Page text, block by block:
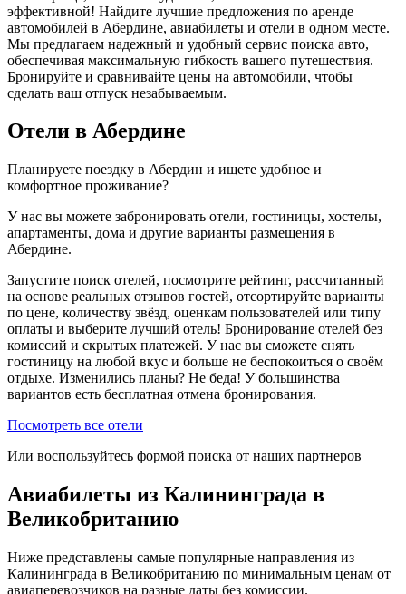
эффективной! Найдите лучшие предложения по аренде
автомобилей в Абердине, авиабилеты и отели в одном месте.
Мы предлагаем надежный и удобный сервис поиска авто,
обеспечивая максимальную гибкость вашего путешествия.
Бронируйте и сравнивайте цены на автомобили, чтобы
сделать ваш отпуск незабываемым.
Отели в Абердине
Планируете поездку в Абердин и ищете удобное и
комфортное проживание?
У нас вы можете забронировать отели, гостиницы, хостелы,
апартаменты, дома и другие варианты размещения в
Абердине.
Запустите поиск отелей, посмотрите рейтинг, рассчитанный
на основе реальных отзывов гостей, отсортируйте варианты
по цене, количеству звёзд, оценкам пользователей или типу
оплаты и выберите лучший отель! Бронирование отелей без
комиссий и скрытых платежей. У нас вы сможете снять
гостиницу на любой вкус и больше не беспокоиться о своём
отдыхе. Изменились планы? Не беда! У большинства
вариантов есть бесплатная отмена бронирования.
Посмотреть все отели
Или воспользуйтесь формой поиска от наших партнеров
Авиабилеты из Калининграда в
Великобританию
Ниже представлены самые популярные направления из
Калининграда в Великобританию по минимальным ценам от
авиаперевозчиков на разные даты без комиссии.